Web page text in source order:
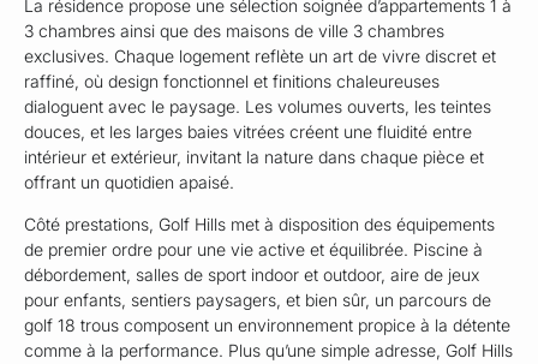
La résidence propose une sélection soignée d’appartements 1 à
3 chambres ainsi que des maisons de ville 3 chambres
exclusives. Chaque logement reflète un art de vivre discret et
raffiné, où design fonctionnel et finitions chaleureuses
dialoguent avec le paysage. Les volumes ouverts, les teintes
douces, et les larges baies vitrées créent une fluidité entre
intérieur et extérieur, invitant la nature dans chaque pièce et
offrant un quotidien apaisé.
Côté prestations, Golf Hills met à disposition des équipements
de premier ordre pour une vie active et équilibrée. Piscine à
débordement, salles de sport indoor et outdoor, aire de jeux
pour enfants, sentiers paysagers, et bien sûr, un parcours de
golf 18 trous composent un environnement propice à la détente
comme à la performance. Plus qu’une simple adresse, Golf Hills